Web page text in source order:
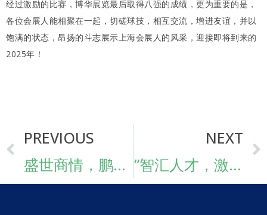
经过激励的比赛，博华展览最后取得八强的成绩，更为重要的是，
各位会展人能相聚在一起，切磋球技，相互交流，增进友谊，并以
饱满的状态，昂扬的斗志展示上海会展人的风采，迎接即将到来的
2025年！
PREVIOUS
盛世商情，鹏程万里！2024博华深圳联展-深圳国际酒店及餐饮业博览会圆满闭幕！
NEXT
”智汇人才，激活组织，领创未来“博华展览2024年会盛大举行